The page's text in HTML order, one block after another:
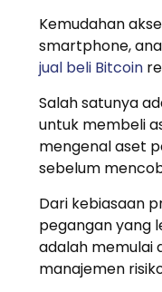
Kemudahan
smartphone,
jual beli Bitcoin
Salah satunya
untuk membeli
mengenal aset
sebelum
Dari kebiasaan
pegangan yang
adalah memulai
manajemen